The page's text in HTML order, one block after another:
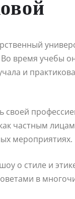
время учебы
и
своей
частным
мероприятиях.
о стиле и
в